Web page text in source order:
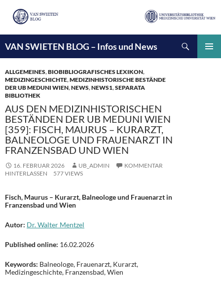
VAN SWIETEN BLOG – Infos und News
INHALT
SPRINGEN
ALLGEMEINES,BIOBIBLIOGRAFISCHES LEXIKON,
MEDIZINGESCHICHTE,MEDIZINHISTORISCHE BESTÄNDE
DER UB MEDUNI WIEN,NEWS,NEWS1,SEPARATA
BIBLIOTHEK
AUS DEN MEDIZINHISTORISCHEN
BESTÄNDEN DER UB MEDUNI WIEN
[359]: FISCH, MAURUS – KURARZT,
BALNEOLOGE UND FRAUENARZT IN
FRANZENSBAD UND WIEN
16. FEBRUAR 2026 UB_ADMIN
KOMMENTAR
HINTERLASSEN
577 VIEWS
Fisch, Maurus – Kurarzt, Balneologe und Frauenarzt in
Franzensbad und Wien
Autor: Dr. Walter Mentzel
Published online: 16.02.2026
Keywords: Balneologe, Frauenarzt, Kurarzt,
Medizingeschichte, Franzensbad, Wien